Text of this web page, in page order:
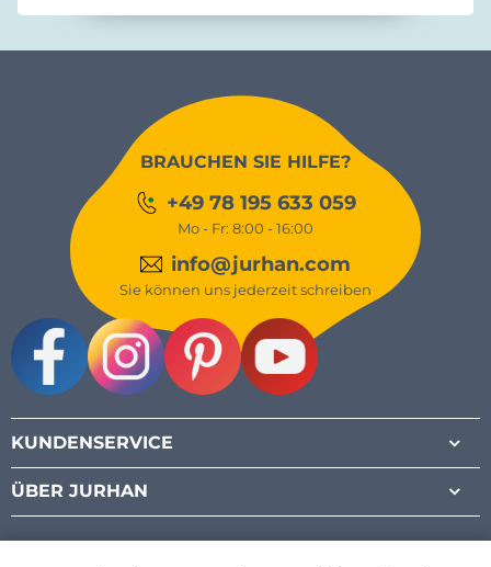
BRAUCHEN SIE HILFE?
+49 78 195 633 059
Mo - Fr: 8:00 - 16:00
info@jurhan.com
Sie können uns jederzeit schreiben
KUNDENSERVICE
ÜBER JURHAN